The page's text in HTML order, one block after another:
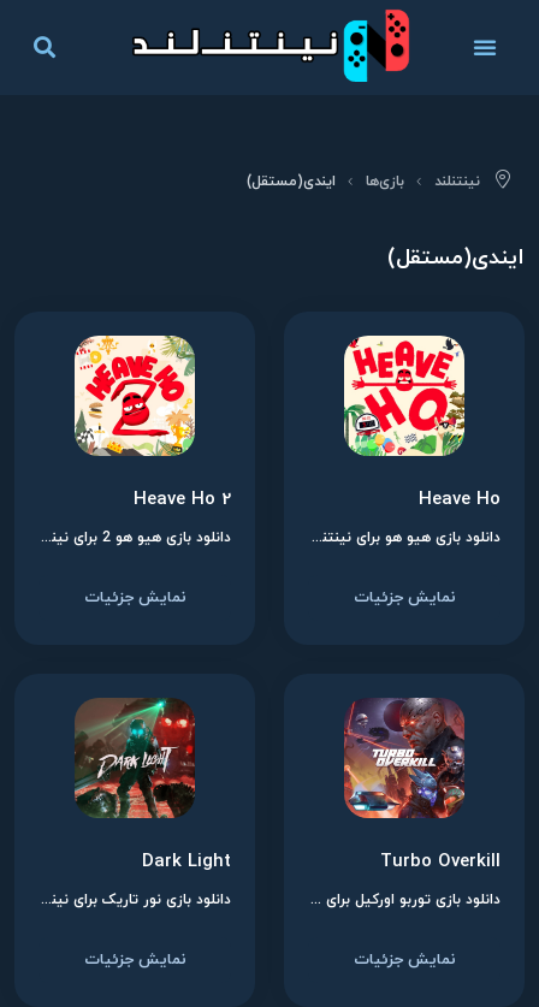
نینتنلند بازی‌ها ایندی(مستقل)
ایندی(مستقل)
Heave Ho
دانلود بازی هیو هو برای نینتندو سوییچ
نمایش جزئیات
Heave Ho 2
دانلود بازی هیو هو 2 برای نینتندو سوییچ
نمایش جزئیات
Turbo Overkill
دانلود بازی توربو اورکیل برای نینتندو سوییچ
نمایش جزئیات
Dark Light
دانلود بازی نور تاریک برای نینتندو سوییچ
نمایش جزئیات